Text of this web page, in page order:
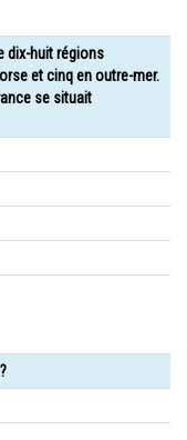
dix-huit régions
et cinq en outre-mer.
se situait